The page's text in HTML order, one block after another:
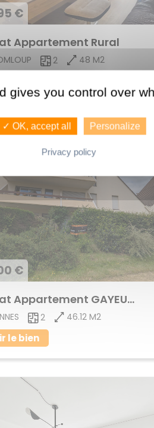
€
Appartement Rural
2 48 M2
€
Achat Appartement GAYEULLES
2 46.12 M2
le bien
gives you control over
✓ OK, accept all Personalize
Privacy policy